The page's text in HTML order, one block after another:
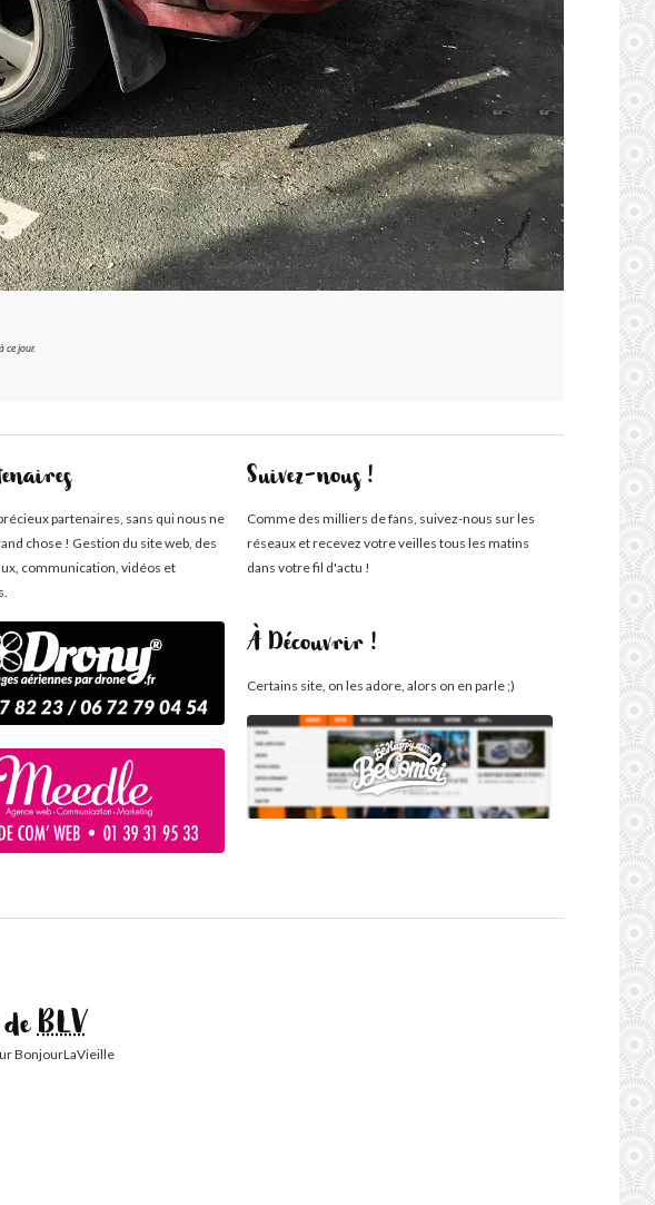
ce jour.
partenaires, sans qui nous ne
chose ! Gestion du site web, des
communication, vidéos et
Suivez-nous !
Comme des milliers de fans, suivez-nous sur les
réseaux et recevez votre veilles tous les matins
dans votre fil d'actu !
À Découvrir !
Certains site, on les adore, alors on en parle ;)
deBLV
BonjourLaVieille